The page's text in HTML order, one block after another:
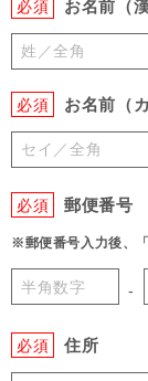
必須 お名前（
必須 お名前（
必須 郵便番号
※郵便番号入力後、
-
必須 住所